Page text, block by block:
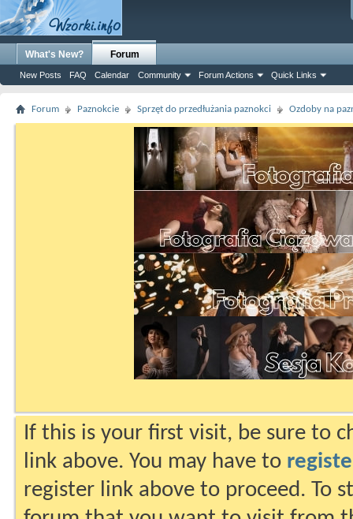
What's New? Forum
New Posts FAQ Calendar Community Forum Actions Quick Links
Forum Paznokcie Sprzęt do przedłużania paznokci Ozdoby na
If this is your first visit, be sure to
link above. You may have to
register link above to proceed. To